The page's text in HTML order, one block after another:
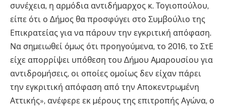
συνέχεια, η αρµόδια αντιδήµαρχος κ. Τογιοπούλου,
είπε ότι ο ∆ήµος θα προσφύγει στο Συµβούλιο της
Επικρατείας για να πάρουν την εγκριτική απόφαση.
Να σηµειωθεί όµως ότι προηγούµενα, το 2016, το ΣτΕ
είχε απορρίψει υπόθεση του ∆ήµου Αµαρουσίου για
αντιδροµήσεις, οι οποίες οµοίως δεν είχαν πάρει
την εγκριτική απόφαση από την Αποκεντρωµένη
Αττικής», ανέφερε εκ µέρους της επιτροπής Αγώνα, ο